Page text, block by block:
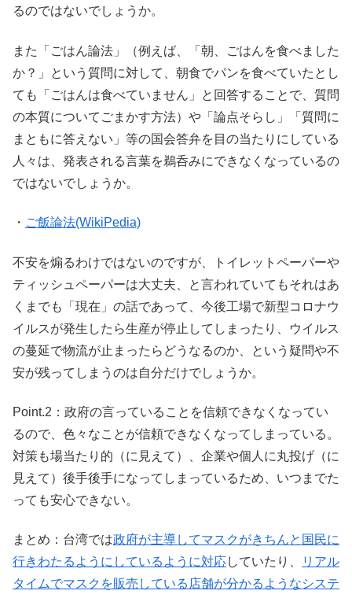
るのではないでしょうか。
また「ごはん論法」（例えば、「朝、ごはんを食べました
か？」という質問に対して、朝食でパンを食べていたとし
ても「ごはんは食べていません」と回答することで、質問
の本質についてごまかす方法）や「論点そらし」「質問に
まともに答えない」等の国会答弁を目の当たりにしている
人々は、発表される言葉を鵜呑みにできなくなっているの
ではないでしょうか。
・ ご飯論法(WikiPedia)
不安を煽るわけではないのですが、トイレットペーパーや
ティッシュペーパーは大丈夫、と言われていてもそれはあ
くまでも「現在」の話であって、今後工場で新型コロナウ
イルスが発生したら生産が停止してしまったり、ウイルス
の蔓延で物流が止まったらどうなるのか、という疑問や不
安が残ってしまうのは自分だけでしょうか。
Point.2：政府の言っていることを信頼できなくなってい
るので、色々なことが信頼できなくなってしまっている。
対策も場当たり的（に見えて）、企業や個人に丸投げ（に
見えて）後手後手になってしまっているため、いつまでた
っても安心できない。
まとめ：台湾では政府が主導してマスクがきちんと国民に
行きわたるようにしているように対応していたり、
リアル
タイムでマスクを販売している店舗が分かるようなシステ